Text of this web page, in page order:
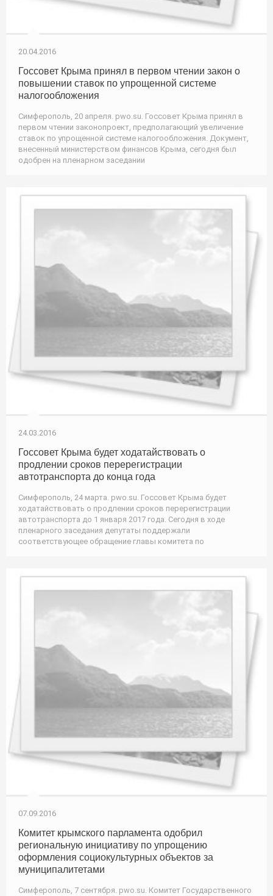
20.04.2016
Госсовет Крыма принял в первом чтении закон о
повышении ставок по упрощенной системе
налогообложения
Симферополь, 20 апреля. pwo.su. Госсовет Крыма принял в
первом чтении законопроект, предполагающий увеличение
ставок по упрощенной системе налогообложения. Документ,
внесенный министерством финансов Крыма, сегодня был
одобрен на пленарном заседании
24.03.2016
Госсовет Крыма будет ходатайствовать о
продлении сроков перерегистрации
автотранспорта до конца года
Симферополь, 24 марта. pwo.su. Госсовет Крыма будет
ходатайствовать о продлении сроков перерегистрации
автотранспорта до 1 января 2017 года. Сегодня в ходе
пленарного заседания депутаты поддержали
соответствующее обращение главы комитета по
07.09.2016
Комитет крымского парламента одобрил
региональную инициативу по упрощению
оформления социокультурных объектов за
муниципалитетами
Симферополь, 7 сентября. pwo.su. Комитет Государственного